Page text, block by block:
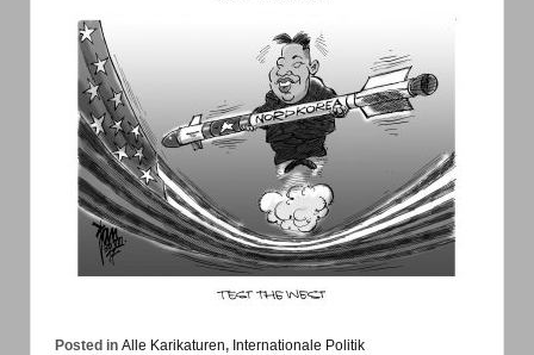
Posted in Alle Karikaturen, Internationale Politik